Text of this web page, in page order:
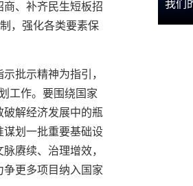
、补齐民生短板招
，强化各类要素保
批示精神为指引，
工作。要围绕国家
破解经济发展中的瓶
谋划一批重要基础设
赓续、治理增效，
更多项目纳入国家